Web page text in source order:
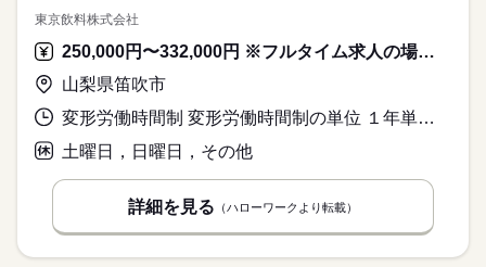
東京飲料株式会社
250,000円〜332,000円 ※フルタイム求人の場合は月額（換算額）、パート求人の場合は時間額を表示しています。
山梨県笛吹市
変形労働時間制 変形労働時間制の単位 １年単位 就業時間１ 8時00分〜17時00分 就業時間２ 7時00分〜16時00分 就業時間に関する特記事項 月単位で勤務時間変動あり（会社カレンダーによる）
土曜日，日曜日，その他
詳細を見る （ハローワークより転載）